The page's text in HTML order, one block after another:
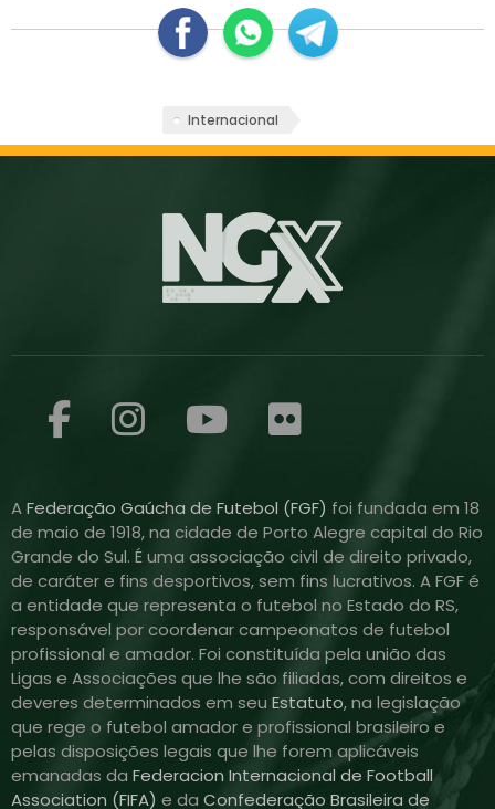
Internacional
AFederação Gaúcha de Futebol (FGF) foi fundada em 18
de maio de 1918, na cidade de Porto Alegre capital do Rio
Grande do Sul. É uma associação civil de direito privado,
de caráter e fins desportivos, sem fins lucrativos. A FGF é
a entidade que representa o futebol no Estado do RS,
responsável por coordenar campeonatos de futebol
profissional e amador. Foi constituída pela união das
Ligas e Associações que lhe são filiadas, com direitos e
deveres determinados em seu Estatuto, na legislação
que rege o futebol amador e profissional brasileiro e
pelas disposições legais que lhe forem aplicáveis
emanadas da Federacion Internacional de Football
Association (FIFA) e da Confederação Brasileira de